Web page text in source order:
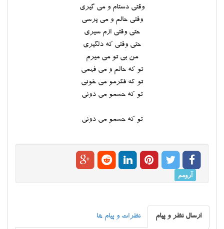
وقتی دستام و می گیری
وقتی حالم و می پرسی
حتی وقتی ازم سیری
حتی وقتی که دلگیری
من بی تو می میرم
تو که حالم و می فهمی
تو که فکرمو می خونی
تو که حسمو می دونی
تو که حسمو می دونی
آرومم
ارسال نظر و پیام نظرات و پیام ها